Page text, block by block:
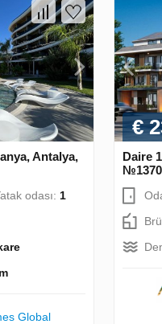
Antalya,
odası: 1
Global
€
Daire